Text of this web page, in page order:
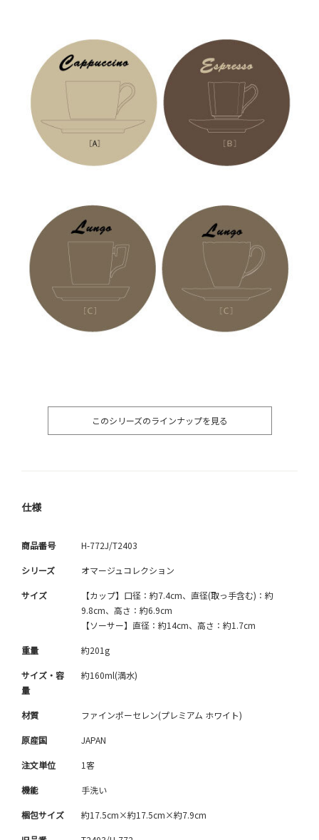
このシリーズのラインナップを見る
仕様
商品番号 H-772J/T2403
シリーズ オマージュコレクション
サイズ
【カップ】口径：約7.4cm、直径(取っ手含む)：約
9.8cm、高さ：約6.9cm
【ソーサー】直径：約14cm、高さ：約1.7cm
重量 約201g
サイズ・容
量
約160ml(満水)
材質 ファインポーセレン(プレミアム ホワイト)
原産国 JAPAN
注文単位 1客
機能 手洗い
梱包サイズ 約17.5cm×約17.5cm×約7.9cm